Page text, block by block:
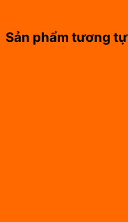
Sản phẩm tương tự